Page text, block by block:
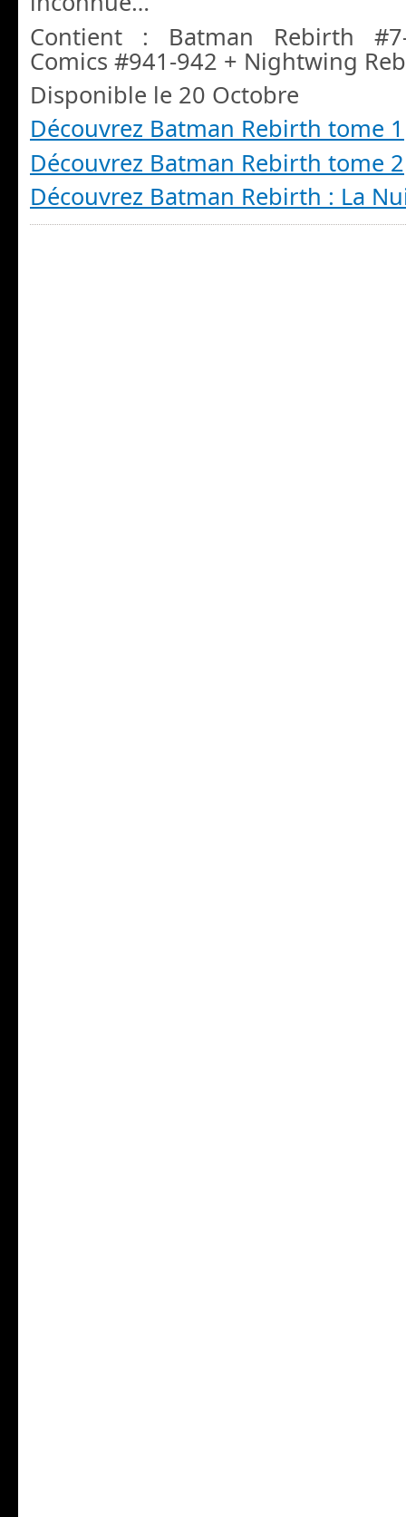
Contient : Batman Rebirth
Comics #941-942 + Nightwing
Disponible le 20 Octobre
Découvrez Batman Rebirth tome 1
Découvrez Batman Rebirth tome 2
Découvrez Batman Rebirth : La